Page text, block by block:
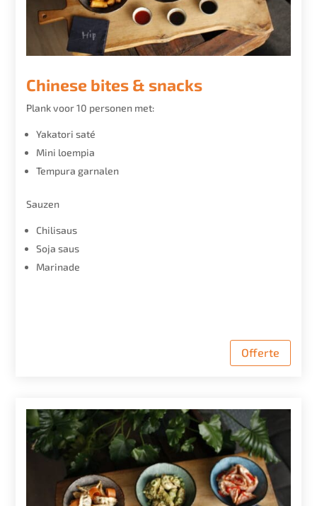
Chinese bites & snacks
Plank voor 10 personen met:
Yakatori saté
Mini loempia
Tempura garnalen
Sauzen
Chilisaus
Soja saus
Marinade
Offerte